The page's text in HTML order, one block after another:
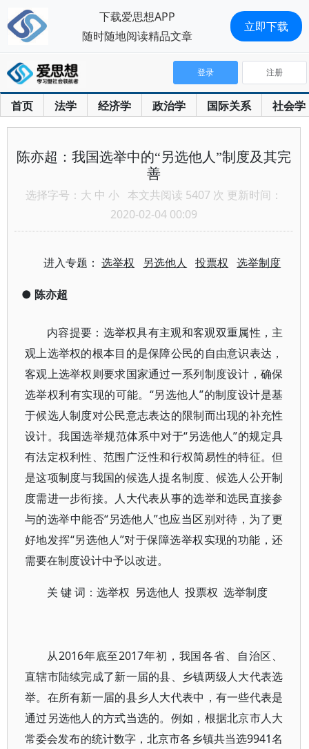
首页 法学 经济学 政治学 国际关系 社会学
登录 注册
陈亦超：我国选举中的“另选他人”制度及其完
善
选择字号： 大 中 小 本文共阅读 5407 次 更新时间：
2020-02-04 00:09
进入专题：选举权 另选他人 投票权 选举制度
● 陈亦超
内容提要：选举权具有主观和客观双重属性，主
观上选举权的根本目的是保障公民的自由意识表达，
客观上选举权则要求国家通过一系列制度设计，确保
选举权利有实现的可能。“另选他人”的制度设计是基
于候选人制度对公民意志表达的限制而出现的补充性
设计。我国选举规范体系中对于“另选他人”的规定具
有法定权利性、范围广泛性和行权简易性的特征。但
是这项制度与我国的候选人提名制度、候选人公开制
度需进一步衔接。人大代表从事的选举和选民直接参
与的选举中能否“另选他人”也应当区别对待，为了更
好地发挥“另选他人”对于保障选举权实现的功能，还
需要在制度设计中予以改进。
关 键 词：选举权 另选他人 投票权 选举制度
从2016年底至2017年初，我国各省、自治区、
直辖市陆续完成了新一届的县、乡镇两级人大代表选
举。在所有新一届的县乡人大代表中，有一些代表是
通过另选他人的方式当选的。例如，根据北京市人大
常委会发布的统计数字，北京市各乡镇共当选9941名
下载爱思想APP
随时随地阅读精品文章
立即下载